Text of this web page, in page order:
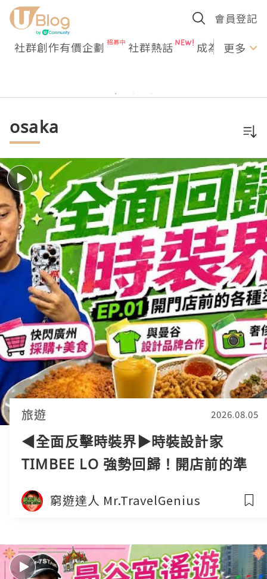
會員登記
社群創作有價企劃 社群熱話 成為U更多
osaka
旅遊 2026.08.05
◀︎全面反擊時裝界▶︎時裝設計家
TIMBEE LO 強勢回歸！開店前的準
備工作 搜出國外最強設計團隊
Crossover｜窮遊達人4K中字
窮遊達人 Mr.TravelGenius